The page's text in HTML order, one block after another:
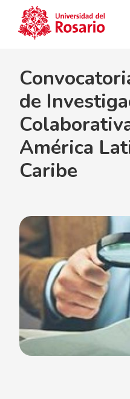
de
América
Caribe